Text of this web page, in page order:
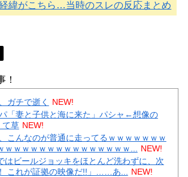
緯がこちら…当時のスレの反応まとめ
！
ガチで逝く
NEW!
パ「妻と子供と海に来た」パシャ←想像の
て草 NEW!
こんなのが普通に走ってるｗｗｗｗｗｗｗ
ｗｗｗｗｗｗｗｗｗｗｗｗｗｗｗ...
NEW!
はビールジョッキをほとんど洗わずに、次
これが証拠の映像だ!!」……あ...
NEW!